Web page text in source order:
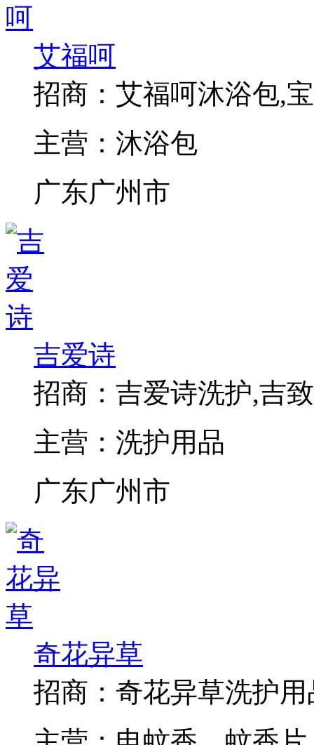
艾福呵
招商： 艾福呵沐浴包,
主营： 沐浴包
广东广州市
吉爱诗
招商： 吉爱诗洗护,吉
主营： 洗护用品
广东广州市
奇花异草
招商： 奇花异草洗护